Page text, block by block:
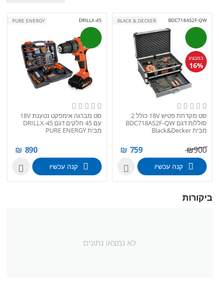
BDC718AS2F-QW
במבצע
16%
BLACK & DECKER
סט מקדחת פטיש 18V כולל 2
סוללות דגם BDC718AS2F-QW
מבית Black&Decker
900
₪
759
₪
קנה עכשיו 
DRILLX-45
PURE ENERGY
סט מברגה אימפקט נטענת 18V
עם 45 חלקים דגם DRILLX-45
מבית PURE ENERGY
890
₪
קנה עכשיו 
ביקורות
לא נמצאו נתונים